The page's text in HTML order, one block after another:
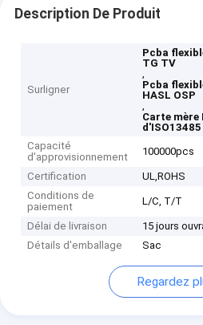
Description De Produit
Surligner
Pcba
TG TV
,
Pcba
HASL OSP
,
Carte
Capacité
d'approvisionnement
100000pcs
Certification
UL,ROHS
Conditions de
paiement
L/C, T/T
Délai de livraison
15 jours
Détails d'emballage
Sac
Regardez